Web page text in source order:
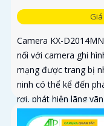
Camera KX-
nối với camera ghi
mạng được trang bị
ninh có thể kể đến
rơi, phát hiện lãng